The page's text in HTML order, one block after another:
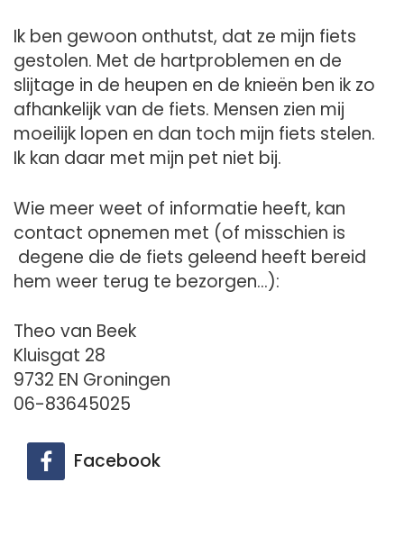
Ik ben gewoon onthutst, dat ze mijn fiets
gestolen. Met de hartproblemen en de
slijtage in de heupen en de knieën ben ik zo
afhankelijk van de fiets. Mensen zien mij
moeilijk lopen en dan toch mijn fiets stelen.
Ik kan daar met mijn pet niet bij.
Wie meer weet of informatie heeft, kan
contact opnemen met (of misschien is
degene die de fiets geleend heeft bereid
hem weer terug te bezorgen…):
Theo van Beek
Kluisgat 28
9732 EN Groningen
06-83645025
Facebook